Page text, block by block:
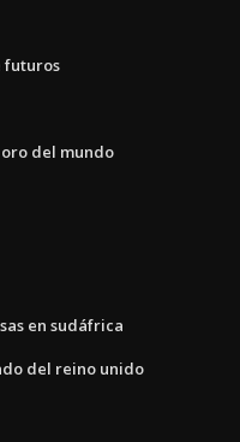
futuros
del mundo
en sudáfrica
del reino unido